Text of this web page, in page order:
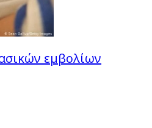
εμβολίων